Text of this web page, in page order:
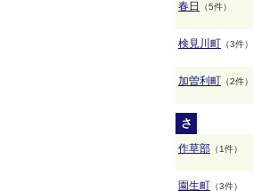
春日 （5件）
検見川町 （3件）
加曽利町 （2件）
さ
作草部 （1件）
園生町 （3件）